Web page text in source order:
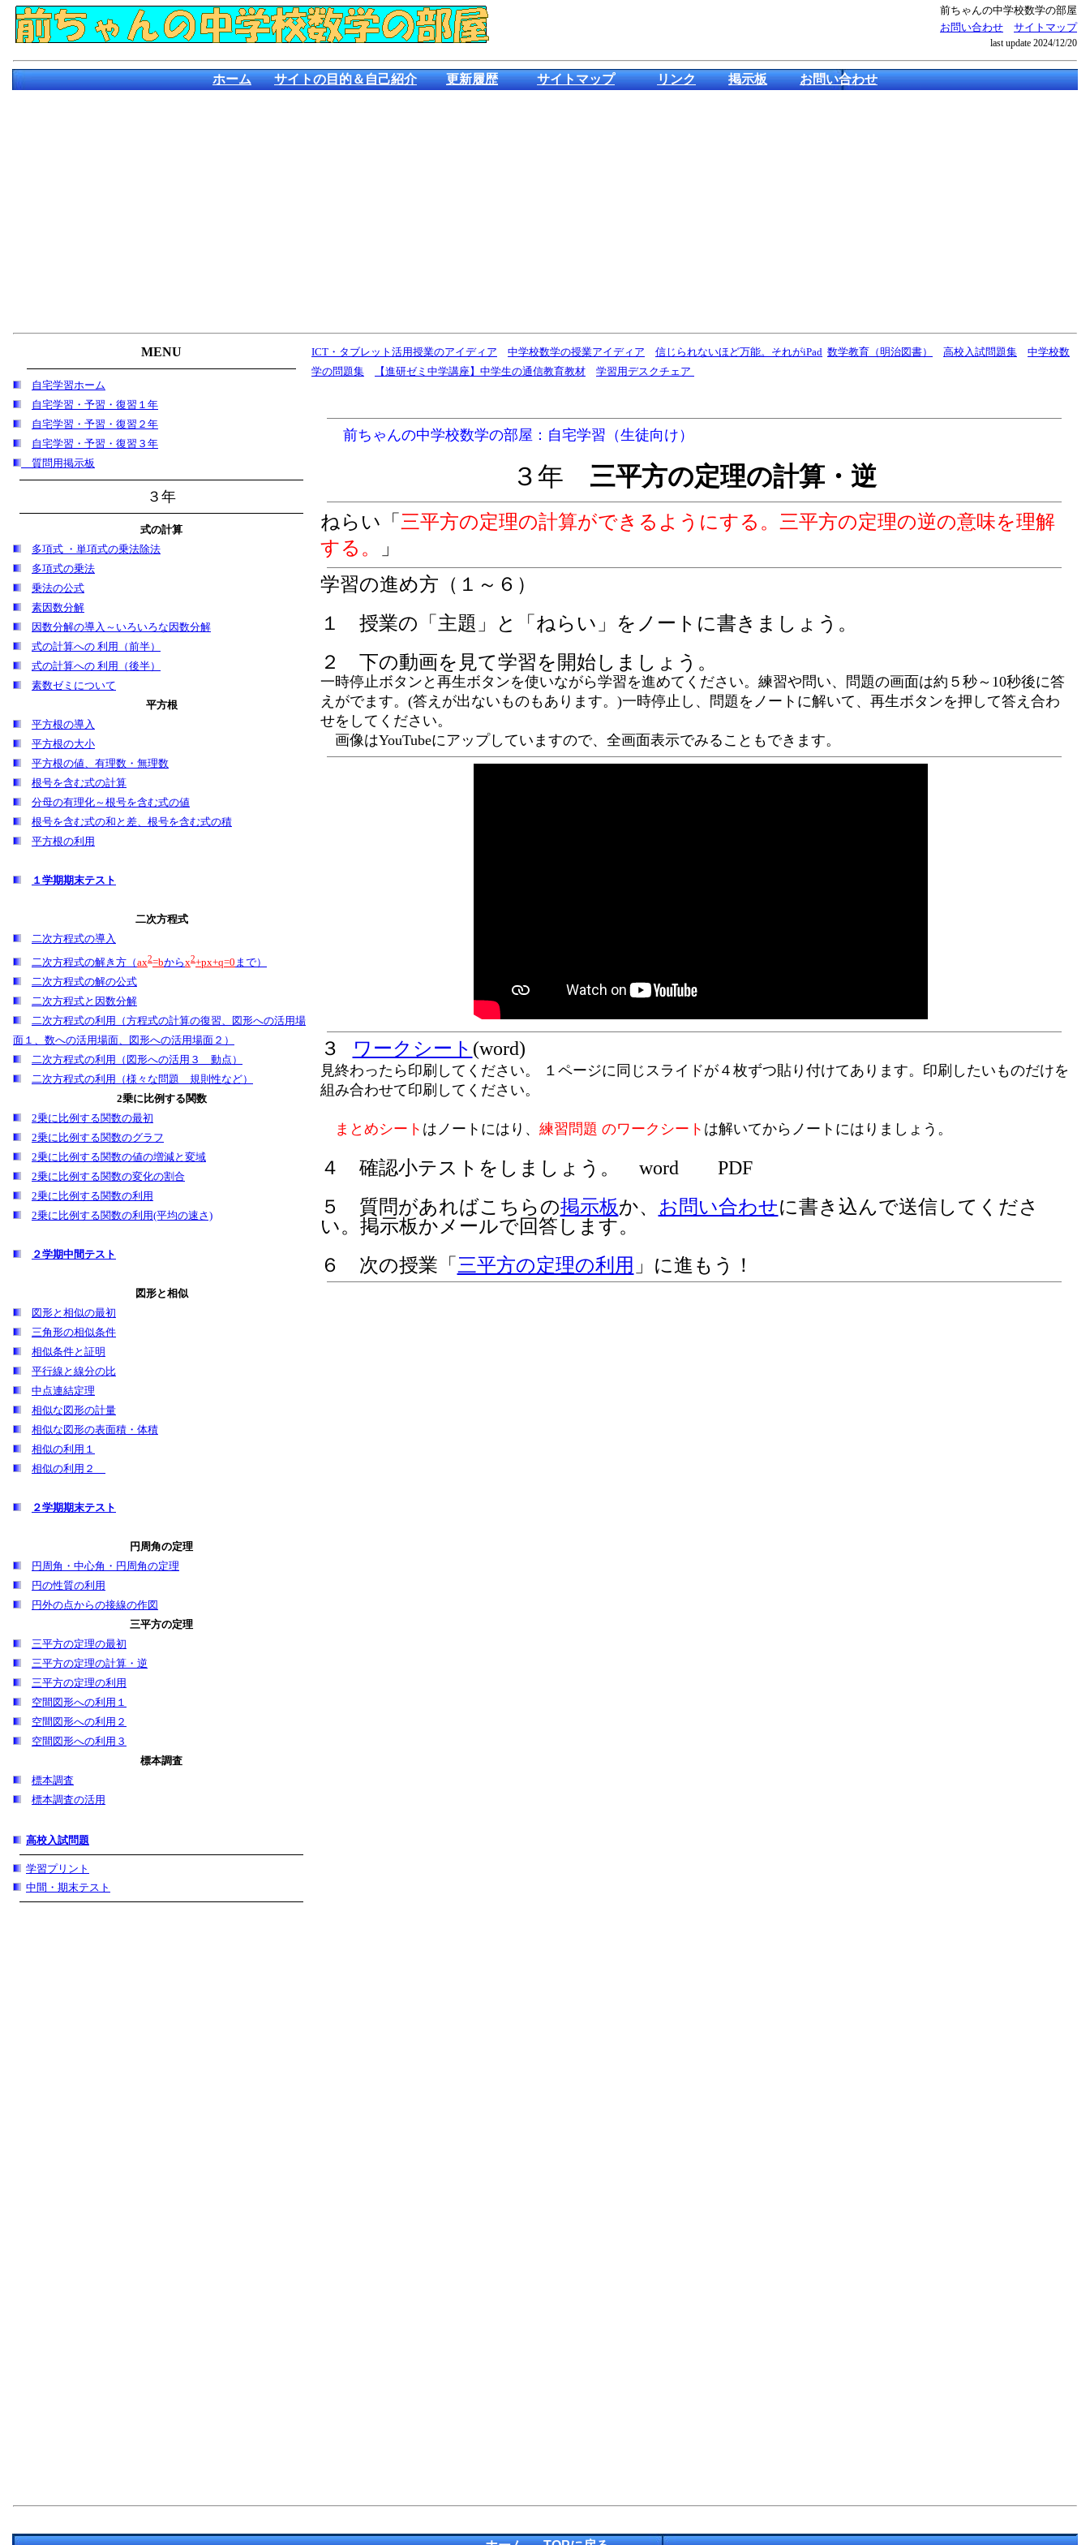
前ちゃんの中学校数学の部屋
お問い合わせ
サイトマップ
last update 2024/12/20
ホーム サイトの目的＆自己紹介 更新履歴 サイトマップ リンク 掲示板 お問い合わせ
MENU
自宅学習ホーム
自宅学習・予習・復習１年
自宅学習・予習・復習２年
自宅学習・予習・復習３年
質問用掲示板
３年
式の計算
多項式 ・単項式の乗法除法
多項式の乗法
乗法の公式
素因数分解
因数分解の導入～いろいろな因数分解
式の計算への 利用（前半）
式の計算への 利用（後半）
素数ゼミについて
平方根
平方根の導入
平方根の大小
平方根の値、有理数・無理数
根号を含む式の計算
分母の有理化～根号を含む式の値
根号を含む式の和と差、根号を含む式の積
平方根の利用
１学期期末テスト
二次方程式
二次方程式の導入
二次方程式の解き方（ax2=bからx2+px+q=0 まで）
二次方程式の解の公式
二次方程式と因数分解
二次方程式の利用（方程式の計算の復習、図形への活用場
面１、数への活用場面、図形への活用場面２）
二次方程式の利用（図形への活用３ 動点）
二次方程式の利用（様々な問題 規則性など）
2乗に比例する関数
2乗に比例する関数の最初
2乗に比例する関数のグラフ
2乗に比例する関数の値の増減と変域
2乗に比例する関数の変化の割合
2乗に比例する関数の利用
2乗に比例する関数の利用(平均の速さ)
２学期中間テスト
図形と相似
図形と相似の最初
三角形の相似条件
相似条件と証明
平行線と線分の比
中点連結定理
相似な図形の計量
相似な図形の表面積・体積
相似の利用１
相似の利用２
２学期期末テスト
円周角の定理
円周角・中心角・円周角の定理
円の性質の利用
円外の点からの接線の作図
三平方の定理
三平方の定理の最初
三平方の定理の計算・逆
三平方の定理の利用
空間図形への利用１
空間図形への利用２
空間図形への利用３
標本調査
標本調査
標本調査の活用
高校入試問題
学習プリント
中間・期末テスト
ICT・タブレット活用授業のアイディア 中学校数学の授業アイディア 信じられないほど万能。それがiPad 数学教育（明治図書） 高校入試問題集
中学校数
学の問題集
【進研ゼミ中学講座】中学生の通信教育教材 学習用デスクチェア
前ちゃんの中学校数学の部屋：自宅学習（生徒向け）
３年 三平方の定理の計算・逆
ねらい「 三平方の定理の計算ができるようにする。三平方の定理の逆の意味を理解
する。
」
学習の進め方（１～６）
１ 授業の「主題」と「ねらい」をノートに書きましょう。
２ 下の動画を見て学習を開始しましょう。
一時停止ボタンと再生ボタンを使いながら学習を進めてください。練習や問い、問題の画面は約５秒～10秒後に答
えがでます。(答えが出ないものもあります。)一時停止し、問題をノートに解いて、再生ボタンを押して答え合わ
せをしてください。
画像はYouTubeにアップしていますので、全画面表示でみることもできます。
３ ワークシート (word)
見終わったら印刷してください。 １ページに同じスライドが４枚ずつ貼り付けてあります。印刷したいものだけを
組み合わせて印刷してください。
まとめシート はノートにはり、 練習問題 のワークシート は解いてからノートにはりましょう。
４ 確認小テストをしましょう。 word PDF
５ 質問があればこちらの掲示板か、 お問い合わせに書き込んで送信してくださ
い。掲示板かメールで回答します。
６ 次の授業「 三平方の定理の利用 」に進もう！